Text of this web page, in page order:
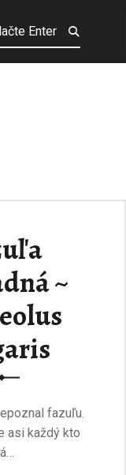
~
fazuľu.
asi každý kto